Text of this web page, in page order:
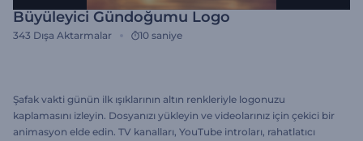
Büyüleyici Gündoğumu Logo
343 Dışa Aktarmalar 10 saniye
Şafak vakti günün ilk ışıklarının altın renkleriyle logonuzu
kaplamasını izleyin. Dosyanızı yükleyin ve videolarınız için çekici bir
animasyon elde edin. TV kanalları, YouTube introları, rahatlatıcı